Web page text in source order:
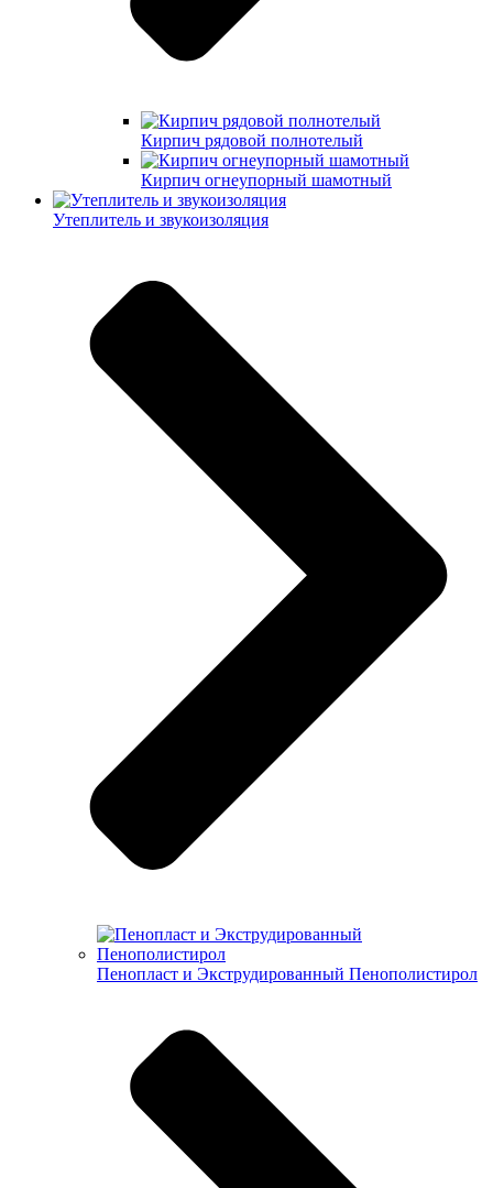
Кирпич рядовой полнотелый
Кирпич огнеупорный шамотный
Утеплитель и звукоизоляция
Пенопласт и Экструдированный Пенополистирол